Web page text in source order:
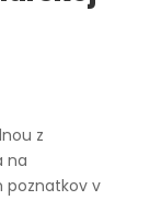
výsledkov
z
na
v